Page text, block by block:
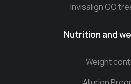
Invisalign GO
Nutrition and
Weight